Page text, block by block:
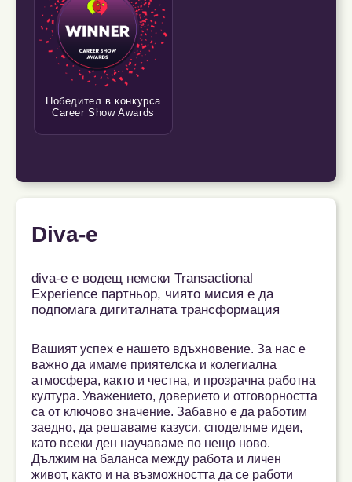
Победител в конкурса
Career Show Awards
Diva-e
diva-e е водещ немски Transactional
Experience партньор, чиято мисия е да
подпомага дигиталната трансформация
Вашият успех е нашето вдъхновение. За нас е
важно да имаме приятелска и колегиална
атмосфера, както и честна, и прозрачна работна
култура. Уважението, доверието и отговорността
са от ключово значение. Забавно е да работим
заедно, да решаваме казуси, споделяме идеи,
като всеки ден научаваме по нещо ново.
Дължим на баланса между работа и личен
живот, както и на възможността да се работи